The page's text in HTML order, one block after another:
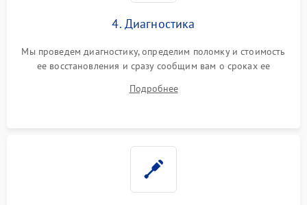
4. Диагностика
Мы проведем диагностику, определим поломку и стоимость
ее восстановления и сразу сообщим вам о сроках ее
Подробнее